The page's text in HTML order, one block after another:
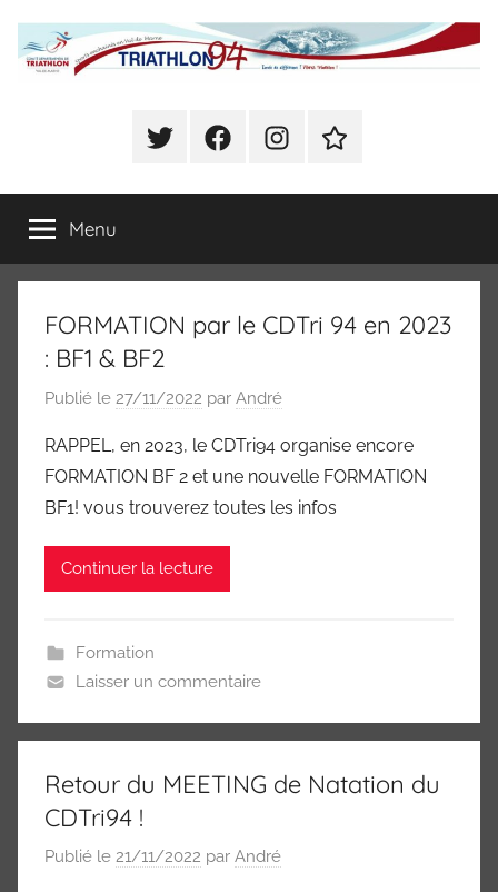
contenu
Comité
de
Triathlon
du
Val
de
Marne
94)
Marne
(Triathlon,
Swim
Bike
Raid)
Twitter FacebookInstagram
Se
Présent
CHOISY
Menu
FORMATION par le CDTri 94 en 2023
: BF1 & BF2
Publié le 27/11/2022 par André
RAPPEL, en 2023, le CDTri94 organise encore
FORMATION BF 2 et une nouvelle FORMATION
BF1! vous trouverez toutes les infos
Continuer la lecture
Formation
Laisser un commentaire
Retour du MEETING de Natation du
CDTri94 !
Publié le 21/11/2022 par André